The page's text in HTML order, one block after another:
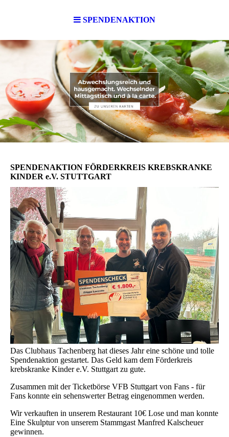
SPENDENAKTION
SPENDENAKTION FÖRDERKREIS KREBSKRANKE
KINDER e.V. STUTTGART
Das Clubhaus Tachenberg hat dieses Jahr eine schöne und tolle
Spendenaktion gestartet. Das Geld kam dem Förderkreis
krebskranke Kinder e.V. Stuttgart zu gute.
Zusammen mit der Ticketbörse VFB Stuttgart von Fans - für
Fans konnte ein sehenswerter Betrag eingenommen werden.
Wir verkauften in unserem Restaurant 10€ Lose und man konnte
Eine Skulptur von unserem Stammgast Manfred Kalscheuer
gewinnen.